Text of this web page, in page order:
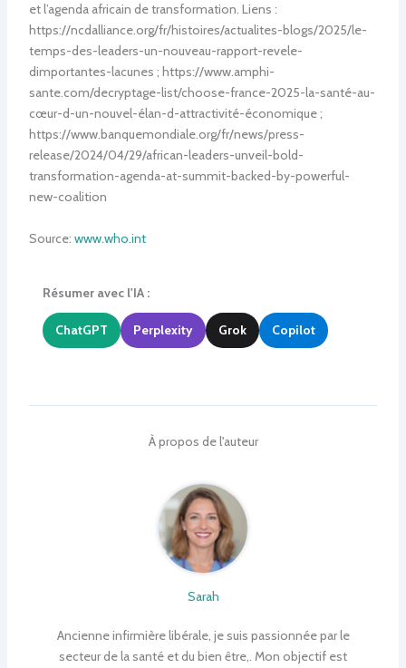
et l’agenda africain de transformation. Liens :
https://ncdalliance.org/fr/histoires/actualites-blogs/2025/le-
temps-des-leaders-un-nouveau-rapport-revele-
dimportantes-lacunes ; https://www.amphi-
sante.com/decryptage-list/choose-france-2025-la-santé-au-
cœur-d-un-nouvel-élan-d-attractivité-économique ;
https://www.banquemondiale.org/fr/news/press-
release/2024/04/29/african-leaders-unveil-bold-
transformation-agenda-at-summit-backed-by-powerful-
new-coalition
Source: www.who.int
Résumer avec l'IA :
ChatGPT Perplexity Grok Copilot
À propos de l'auteur
Sarah
Ancienne infirmière libérale, je suis passionnée par le
secteur de la santé et du bien être,. Mon objectif est